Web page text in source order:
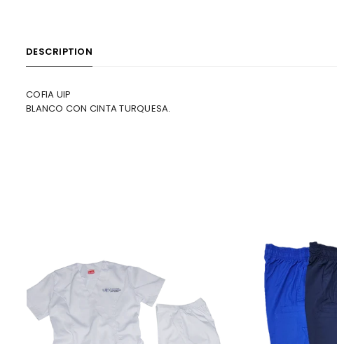
DESCRIPTION
COFIA UIP
BLANCO CON CINTA TURQUESA.